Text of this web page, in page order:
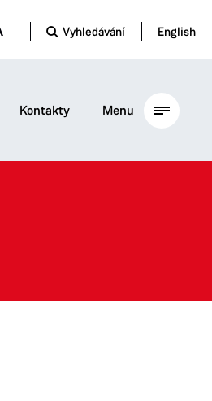
Vyhledávání English
Kontakty Menu